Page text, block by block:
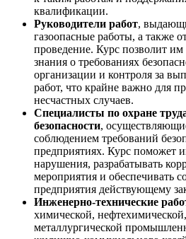
квалификации.
Руководители работ,
газоопасные работы, а также
проведение. Курс позволит им
знания о требованиях
организации и контроля за
работ, что крайне важно для
несчастных случаев.
Специалисты по охране
безопасности,
соблюдением требований
предприятиях. Курс поможет
нарушения, разрабатывать
мероприятия и обеспечивать
предприятия действующему
Инженерно-технические
химической,
металлургической